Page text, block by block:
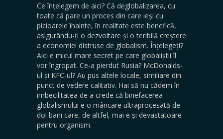
Ce înțelegem de aici? Că deglobalizarea, cu
toate că pare un proces din care ieși cu
picioarele înainte, în realitate este benefică,
asigurându-ți o dezvoltare și o teribilă creștere
a economiei distruse de globalism. Înțelegeți?
Aici e micul mare secret pe care globaliștii îl
vor îngropat. Ce-a pierdut Rusia? McDonalds-
ul și KFC-ul? Au pus altele locale, similiare din
punct de vedere calitativ. Hai să nu cădem în
imbecilitatea de a crede că binefacerea
globalismului e o mâncare ultraprocesată de
doi bani care, de altfel, mai e și devastatoare
pentru organism.